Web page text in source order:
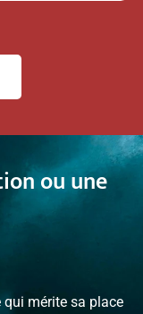
ou une
qui mérite sa place